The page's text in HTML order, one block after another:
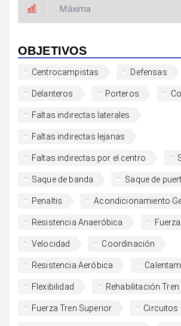
Máxima
OBJETIVOS
Centrocampistas Defensas
Delanteros Porteros
Faltas indirectas laterales
Faltas indirectas lejanas
Faltas indirectas por el centro
Saque de banda Saque de
Penaltis Acondicionamiento
Resistencia Anaeróbica
Velocidad Coordinación
Resistencia Aeróbica
Flexibilidad Rehabilitación
Fuerza Tren Superior Circuitos